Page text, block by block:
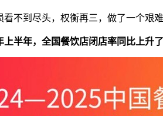
不到尽头，权衡再三，做了一个艰
上半年，全国餐饮店闭店率同比上升